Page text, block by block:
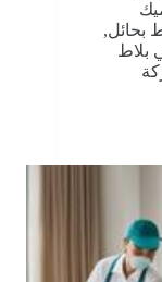
بحائل,
بلاط